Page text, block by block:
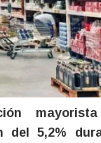
del 5,2%